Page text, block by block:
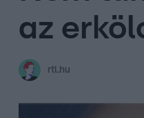
az
rtl.hu